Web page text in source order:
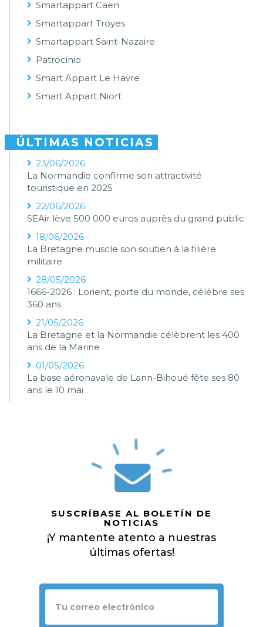
Smartappart Caen
Smartappart Troyes
Smartappart Saint-Nazaire
Patrocinio
Smart Appart Le Havre
Smart Appart Niort
ÚLTIMAS NOTICIAS
23/06/2026
La Normandie confirme son attractivité
touristique en 2025
22/06/2026
SEAir lève 500 000 euros auprès du grand public
18/06/2026
La Bretagne muscle son soutien à la filière
militaire
28/05/2026
1666-2026 : Lorient, porte du monde, célèbre ses
360 ans
21/05/2026
La Bretagne et la Normandie célèbrent les 400
ans de la Marine
01/05/2026
La base aéronavale de Lann-Bihoué fête ses 80
ans le 10 mai
SUSCRÍBASE AL BOLETÍN DE
NOTICIAS
¡Y mantente atento a nuestras
últimas ofertas!